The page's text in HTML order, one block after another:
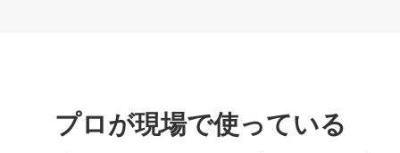
プロが現場で使っている